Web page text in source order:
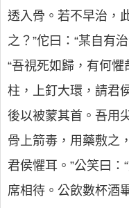
透入骨。若不早治，
之？”佗曰：“某自有
“吾視死如歸，有何懼
柱，上釘大環，請君
後以被蒙其首。吾用
骨上箭毒，用藥敷之
君侯懼耳。”公笑曰：
席相待。公飲數杯酒